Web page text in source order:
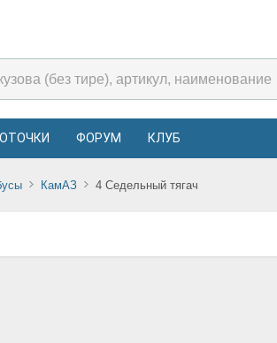
ФОРУМ КЛУБ
КамАЗ 4 Седельный тягач